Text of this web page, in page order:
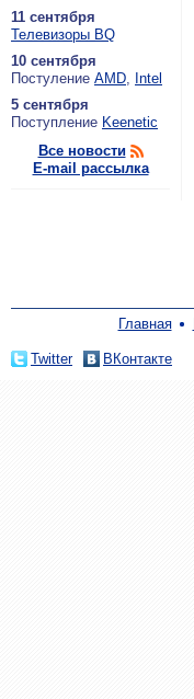
11 сентября
Теле­ви­зо­ры BQ
10 сентября
По­сту­ле­ние AMD, Intel
5 сентября
По­ступ­ле­ние Keenetic
Все новости
E-mail рассылка
Главная
Twitter ВКонтакте